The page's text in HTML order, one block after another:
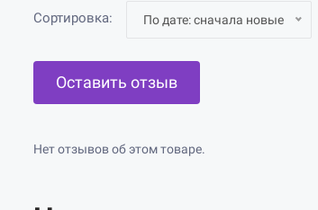
Сортировка: По дате: сначала новые
Оставить отзыв
Нет отзывов об этом товаре.